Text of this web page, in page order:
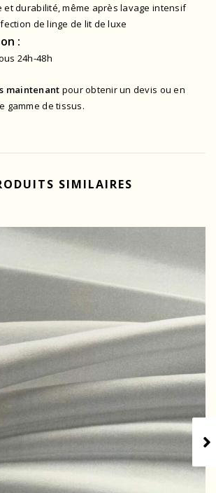
et durabilité, même après lavage intensif
de linge de lit de luxe
:
24h-48h
maintenant pour obtenir un devis ou en
gamme de tissus.
SIMILAIRES